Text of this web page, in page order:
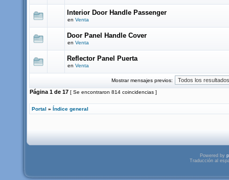
Interior Door Handle Passenger
en Venta
Door Panel Handle Cover
en Venta
Reflector Panel Puerta
en Venta
Mostrar mensajes previos:
Página 1 de 17 [ Se encontraron 814 coincidencias ]
Portal » Índice general
Powered by
Traducción al